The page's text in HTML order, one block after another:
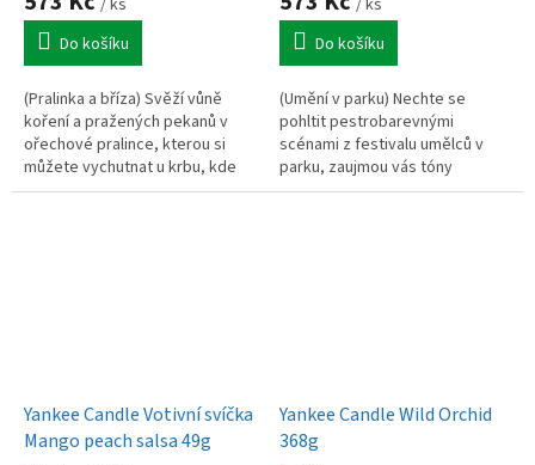
/ ks
Do košíku
(Pralinka a bříza) Svěží vůně
koření a pražených pekanů v
ořechové pralince, kterou si
můžete vychutnat u krbu, kde
hoří březová polena. Vůně je
/ ks
Do košíku
(Umění v parku) Nechte se
pohltit pestrobarevnými
scénami z festivalu umělců v
parku, zaujmou vás tóny
zeleného jablka, voňavých
Yankee Candle Votivní svíčka
Mango peach salsa 49g
Yankee Candle Wild Orchid
368g